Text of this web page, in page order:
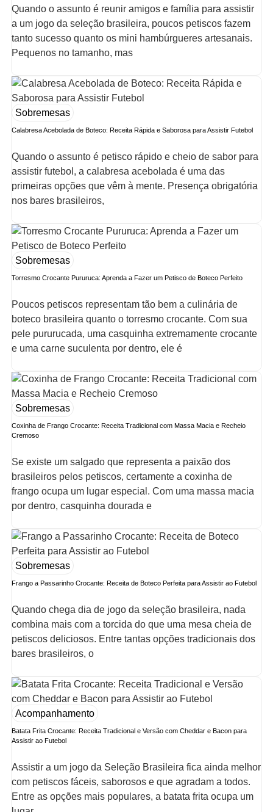
Quando o assunto é reunir amigos e família para assistir
a um jogo da seleção brasileira, poucos petiscos fazem
tanto sucesso quanto os mini hambúrgueres artesanais.
Pequenos no tamanho, mas
Sobremesas
Calabresa Acebolada de Boteco: Receita Rápida e Saborosa para Assistir Futebol
Quando o assunto é petisco rápido e cheio de sabor para
assistir futebol, a calabresa acebolada é uma das
primeiras opções que vêm à mente. Presença obrigatória
nos bares brasileiros,
Sobremesas
Torresmo Crocante Pururuca: Aprenda a Fazer um Petisco de Boteco Perfeito
Poucos petiscos representam tão bem a culinária de
boteco brasileira quanto o torresmo crocante. Com sua
pele pururucada, uma casquinha extremamente crocante
e uma carne suculenta por dentro, ele é
Sobremesas
Coxinha de Frango Crocante: Receita Tradicional com Massa Macia e Recheio
Cremoso
Se existe um salgado que representa a paixão dos
brasileiros pelos petiscos, certamente a coxinha de
frango ocupa um lugar especial. Com uma massa macia
por dentro, casquinha dourada e
Sobremesas
Frango a Passarinho Crocante: Receita de Boteco Perfeita para Assistir ao Futebol
Quando chega dia de jogo da seleção brasileira, nada
combina mais com a torcida do que uma mesa cheia de
petiscos deliciosos. Entre tantas opções tradicionais dos
bares brasileiros, o
Acompanhamento
Batata Frita Crocante: Receita Tradicional e Versão com Cheddar e Bacon para
Assistir ao Futebol
Assistir a um jogo da Seleção Brasileira fica ainda melhor
com petiscos fáceis, saborosos e que agradam a todos.
Entre as opções mais populares, a batata frita ocupa um